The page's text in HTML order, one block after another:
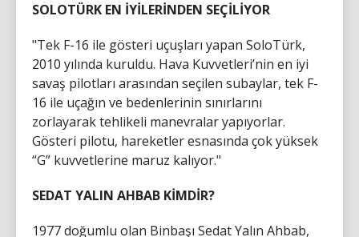
SOLOTÜRK EN İYİLERİNDEN SEÇİLİYOR
"Tek F-16 ile gösteri uçuşları yapan SoloTürk,
2010 yılında kuruldu. Hava Kuvvetleri’nin en iyi
savaş pilotları arasından seçilen subaylar, tek F-
16 ile uçağın ve bedenlerinin sınırlarını
zorlayarak tehlikeli manevralar yapıyorlar.
Gösteri pilotu, hareketler esnasında çok yüksek
“G” kuvvetlerine maruz kalıyor."
SEDAT YALIN AHBAB KİMDİR?
1977 doğumlu olan Binbaşı Sedat Yalın Ahbab,